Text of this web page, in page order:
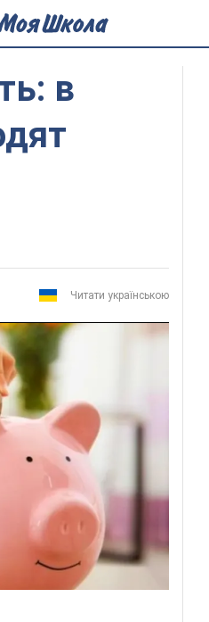
в
Читати українською